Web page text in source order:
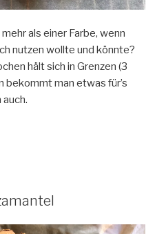
als einer Farbe, wenn
nutzen wollte und könnte?
hält sich in Grenzen (3
bekommt man etwas für’s